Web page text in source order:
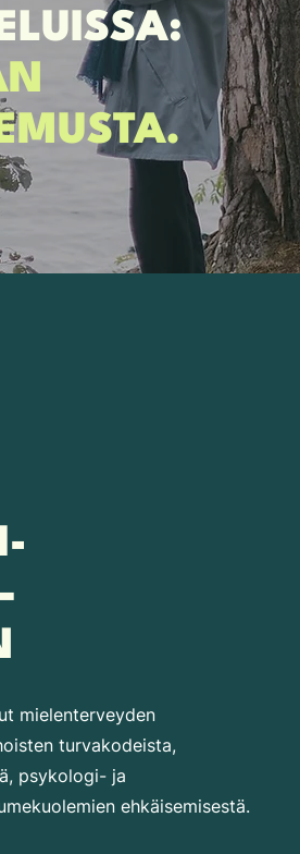
mielenterveyden
turvakodeista,
psykologi- ja
ehkäisemisestä.